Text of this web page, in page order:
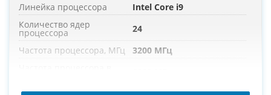
Линейка процессора
Intel Core i9
Количество ядер
процессора
24
Частота процессора, МГц
3200 МГц